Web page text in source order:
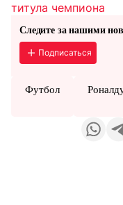
титула чемпиона
Следите за нашими
Подписаться
Футбол